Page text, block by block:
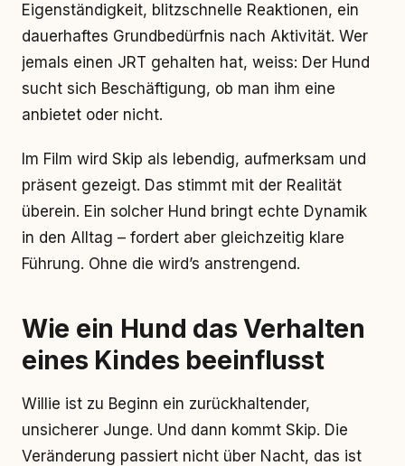
Eigenständigkeit, blitzschnelle Reaktionen, ein
dauerhaftes Grundbedürfnis nach Aktivität. Wer
jemals einen JRT gehalten hat, weiss: Der Hund
sucht sich Beschäftigung, ob man ihm eine
anbietet oder nicht.
Im Film wird Skip als lebendig, aufmerksam und
präsent gezeigt. Das stimmt mit der Realität
überein. Ein solcher Hund bringt echte Dynamik
in den Alltag – fordert aber gleichzeitig klare
Führung. Ohne die wird’s anstrengend.
Wie ein Hund das Verhalten
eines Kindes beeinflusst
Willie ist zu Beginn ein zurückhaltender,
unsicherer Junge. Und dann kommt Skip. Die
Veränderung passiert nicht über Nacht, das ist